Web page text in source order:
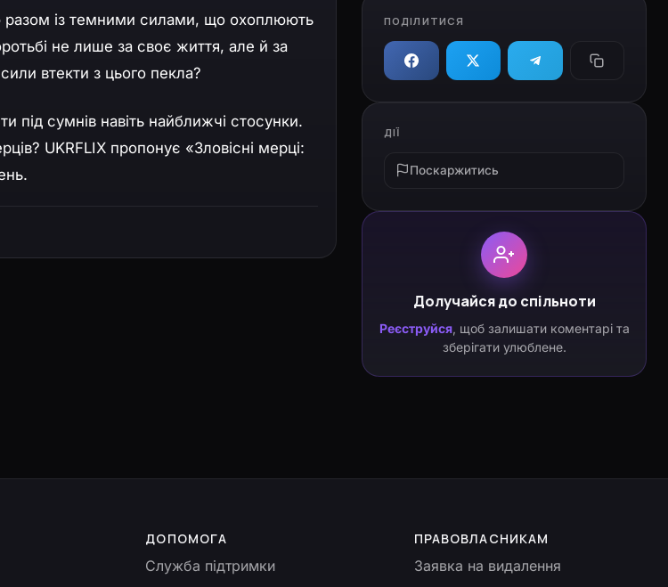
разом із темними силами, що охоплюють
не лише за своє життя, але й за
втекти з цього пекла?
під сумнів навіть найближчі стосунки.
UKRFLIX пропонує «Зловісні мерці:
ПОДІЛИТИСЯ
ДІЇ
Поскаржитись
Долучайся до спільноти
Реєструйся, щоб залишати коментарі та
зберігати улюблене.
ДОПОМОГА
Служба підтримки
ПРАВОВЛАСНИКАМ
Заявка на видалення